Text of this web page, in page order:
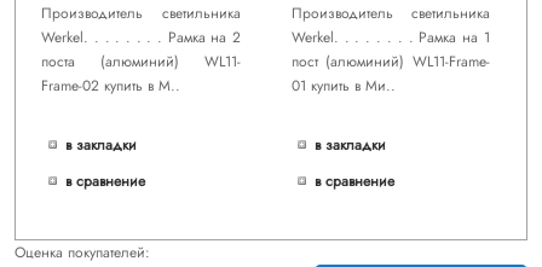
Производитель светильника
Werkel. . . . . . . . Рамка на 2
поста (алюминий) WL11-
Frame-02 купить в М..
в закладки
в сравнение
Производитель светильника
Werkel. . . . . . . . Рамка на 1
пост (алюминий) WL11-Frame-
01 купить в Ми..
в закладки
в сравнение
Оценка покупателей: